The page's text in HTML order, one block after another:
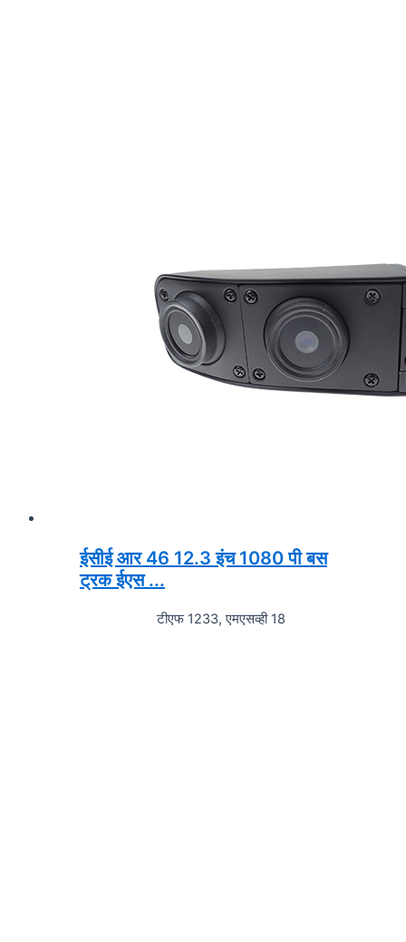
ईसीई आर 46 12.3 इंच 1080 पी बस
ट्रक ईएस ...
टीएफ 1233, एमएसव्ही 18